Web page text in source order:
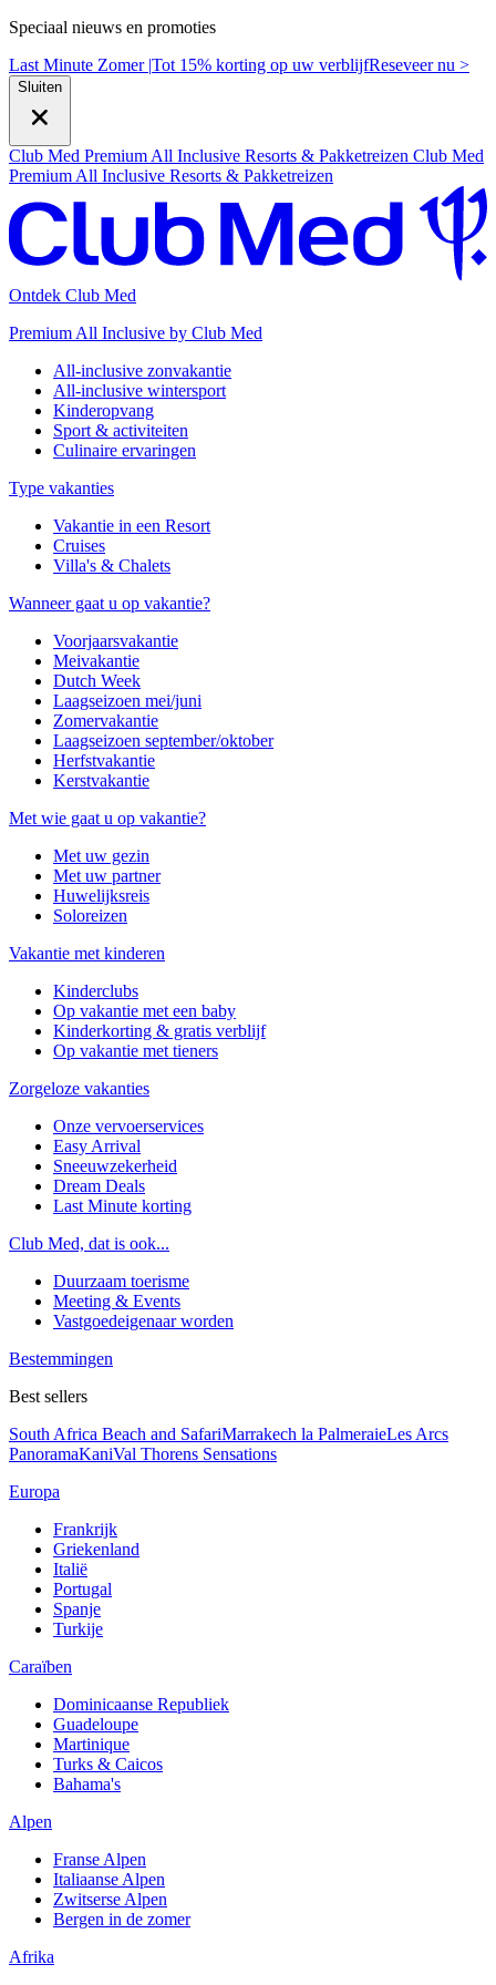
Speciaal nieuws en promoties
Last Minute Zomer |Tot 15% korting op uw verblijfReseveer nu >
Sluiten
Club Med Premium All Inclusive Resorts & Pakketreizen Club Med
Premium All Inclusive Resorts & Pakketreizen
Ontdek Club Med
Premium All Inclusive by Club Med
All-inclusive zonvakantie
All-inclusive wintersport
Kinderopvang
Sport & activiteiten
Culinaire ervaringen
Type vakanties
Vakantie in een Resort
Cruises
Villa's & Chalets
Wanneer gaat u op vakantie?
Voorjaarsvakantie
Meivakantie
Dutch Week
Laagseizoen mei/juni
Zomervakantie
Laagseizoen september/oktober
Herfstvakantie
Kerstvakantie
Met wie gaat u op vakantie?
Met uw gezin
Met uw partner
Huwelijksreis
Soloreizen
Vakantie met kinderen
Kinderclubs
Op vakantie met een baby
Kinderkorting & gratis verblijf
Op vakantie met tieners
Zorgeloze vakanties
Onze vervoerservices
Easy Arrival
Sneeuwzekerheid
Dream Deals
Last Minute korting
Club Med, dat is ook...
Duurzaam toerisme
Meeting & Events
Vastgoedeigenaar worden
Bestemmingen
Best sellers
South Africa Beach and SafariMarrakech la PalmeraieLes Arcs
PanoramaKaniVal Thorens Sensations
Europa
Frankrijk
Griekenland
Italië
Portugal
Spanje
Turkije
Caraïben
Dominicaanse Republiek
Guadeloupe
Martinique
Turks & Caicos
Bahama's
Alpen
Franse Alpen
Italiaanse Alpen
Zwitserse Alpen
Bergen in de zomer
Afrika